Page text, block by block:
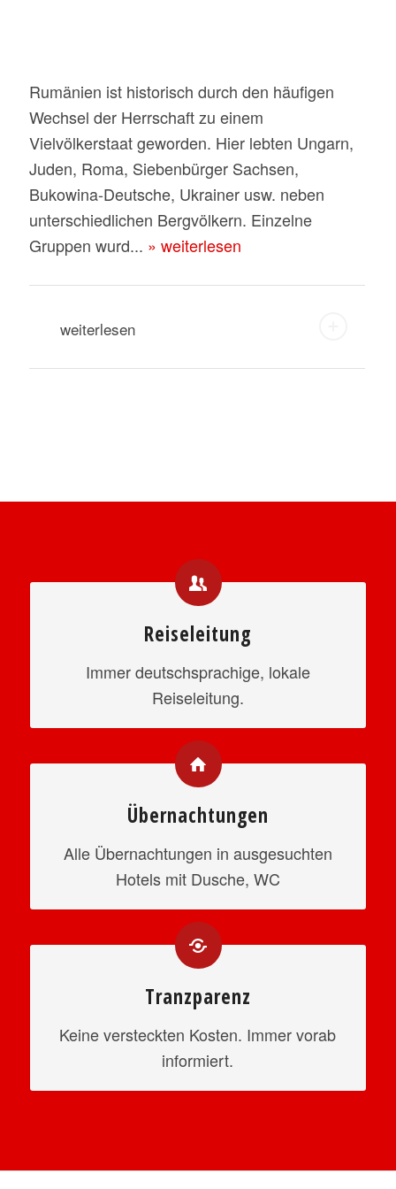
Rumänien ist historisch durch den häufigen
Wechsel der Herrschaft zu einem
Vielvölkerstaat geworden. Hier lebten Ungarn,
Juden, Roma, Siebenbürger Sachsen,
Bukowina-Deutsche, Ukrainer usw. neben
unterschiedlichen Bergvölkern. Einzelne
Gruppen wurd... » weiterlesen
weiterlesen
Reiseleitung
Immer deutschsprachige, lokale
Reiseleitung.
Übernachtungen
Alle Übernachtungen in ausgesuchten
Hotels mit Dusche, WC
Tranzparenz
Keine versteckten Kosten. Immer vorab
informiert.